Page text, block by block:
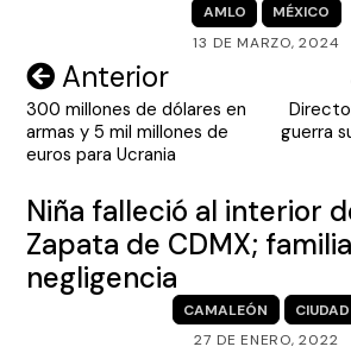
AMLO
MÉXICO
13 DE MARZO, 2024
Navegación
de
entradas
Anterior
300 millones de dólares en
armas y 5 mil millones de
euros para Ucrania
guerra
Niña falleció al interior
Zapata de CDMX;
negligencia
CAMALEÓN
CIUDAD
27 DE ENERO, 2022